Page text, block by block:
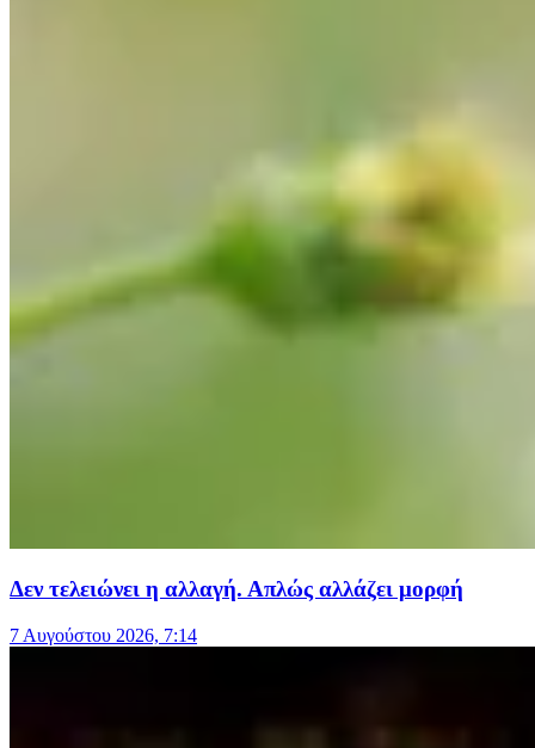
Δεν τελειώνει η αλλαγή. Απλώς αλλάζει μορφή
7 Αυγούστου 2026, 7:14